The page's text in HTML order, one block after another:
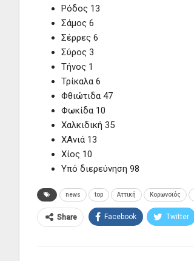
Ρόδος 13
Σάμος 6
Σέρρες 6
Σύρος 3
Τήνος 1
Τρίκαλα 6
Φθιώτιδα 47
Φωκίδα 10
Χαλκιδική 35
ΧΑνιά 13
Χίος 10
Υπό διερεύνηση 98
news top Αττική Κορωνοϊός
Share Facebook Twitter